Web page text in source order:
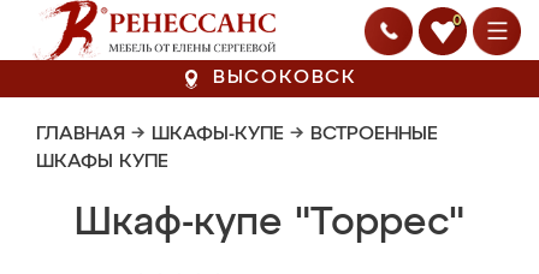
0
ВЫСОКОВСК
ГЛАВНАЯ → ШКАФЫ-КУПЕ → ВСТРОЕННЫЕ
ШКАФЫ КУПЕ
Шкаф-купе "Торрес"